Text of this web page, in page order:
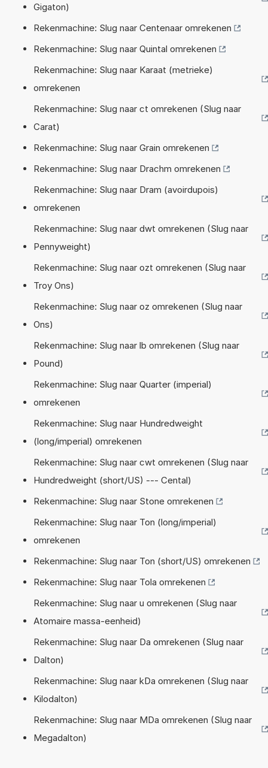
Gigaton)
Rekenmachine: Slug naar Centenaar omrekenen
Rekenmachine: Slug naar Quintal omrekenen
Rekenmachine: Slug naar Karaat (metrieke)
omrekenen
Rekenmachine: Slug naar ct omrekenen (Slug naar
Carat)
Rekenmachine: Slug naar Grain omrekenen
Rekenmachine: Slug naar Drachm omrekenen
Rekenmachine: Slug naar Dram (avoirdupois)
omrekenen
Rekenmachine: Slug naar dwt omrekenen (Slug naar
Pennyweight)
Rekenmachine: Slug naar ozt omrekenen (Slug naar
Troy Ons)
Rekenmachine: Slug naar oz omrekenen (Slug naar
Ons)
Rekenmachine: Slug naar lb omrekenen (Slug naar
Pound)
Rekenmachine: Slug naar Quarter (imperial)
omrekenen
Rekenmachine: Slug naar Hundredweight
(long/imperial) omrekenen
Rekenmachine: Slug naar cwt omrekenen (Slug naar
Hundredweight (short/US) --- Cental)
Rekenmachine: Slug naar Stone omrekenen
Rekenmachine: Slug naar Ton (long/imperial)
omrekenen
Rekenmachine: Slug naar Ton (short/US) omrekenen
Rekenmachine: Slug naar Tola omrekenen
Rekenmachine: Slug naar u omrekenen (Slug naar
Atomaire massa-eenheid)
Rekenmachine: Slug naar Da omrekenen (Slug naar
Dalton)
Rekenmachine: Slug naar kDa omrekenen (Slug naar
Kilodalton)
Rekenmachine: Slug naar MDa omrekenen (Slug naar
Megadalton)